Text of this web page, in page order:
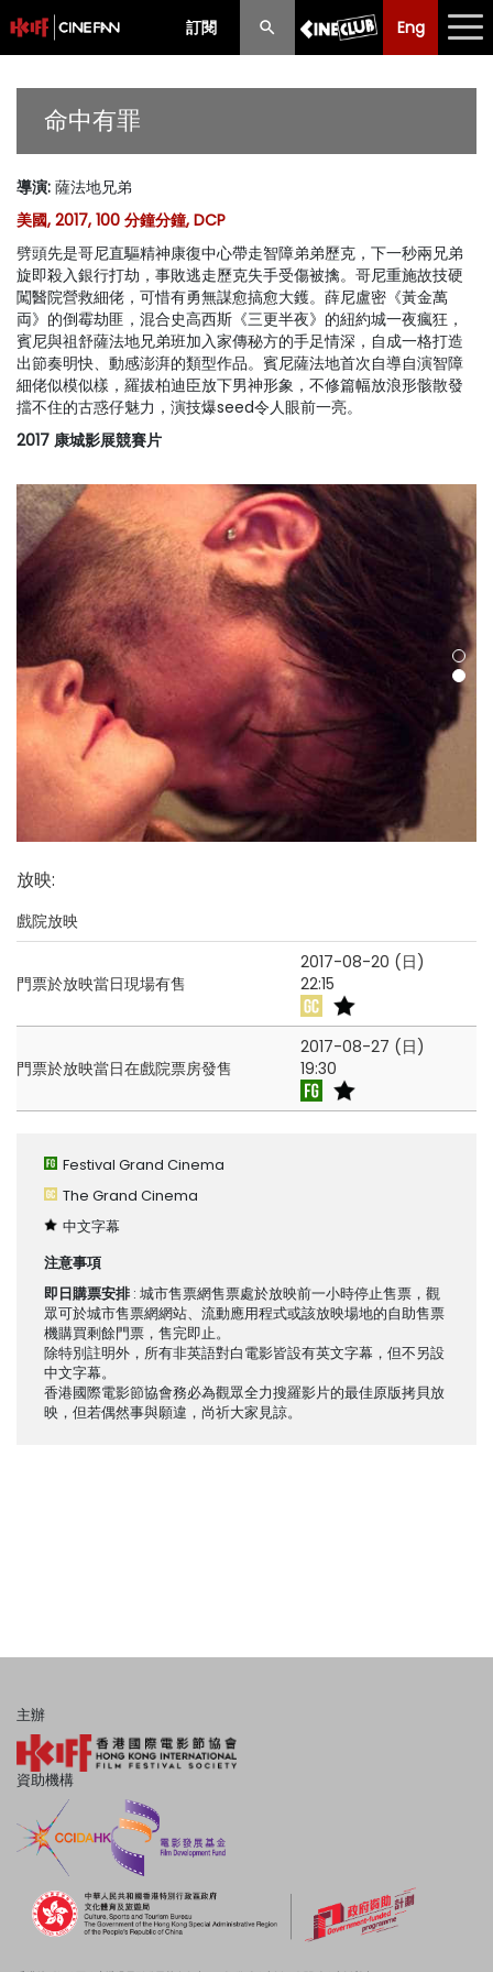
訂閱 Eng
Eng 中文
節目
購票須知
優惠計劃
前期節目
命中有罪
導演: 薩法地兄弟
美國, 2017, 100 分鐘分鐘, DCP
劈頭先是哥尼直驅精神康復中心帶走智障弟弟歷克，下一秒兩兄弟
旋即殺入銀行打劫，事敗逃走歷克失手受傷被擒。哥尼重施故技硬
闖醫院營救細佬，可惜有勇無謀愈搞愈大鑊。薛尼盧密《黃金萬
両》的倒霉劫匪，混合史高西斯《三更半夜》的紐約城一夜瘋狂，
賓尼與祖舒薩法地兄弟班加入家傳秘方的手足情深，自成一格打造
出節奏明快、動感澎湃的類型作品。賓尼薩法地首次自導自演智障
細佬似模似樣，羅拔柏迪臣放下男神形象，不修篇幅放浪形骸散發
擋不住的古惑仔魅力，演技爆seed令人眼前一亮。
2017 康城影展競賽片
放映:
戲院放映
門票於放映當日現場有售
2017-08-20 (日)
22:15
門票於放映當日在戲院票房發售
2017-08-27 (日)
19:30
Festival Grand Cinema
The Grand Cinema
中文字幕
注意事項
即日購票安排 : 城市售票網售票處於放映前一小時停止售票，觀
眾可於城市售票網網站、流動應用程式或該放映場地的自助售票
機購買剩餘門票，售完即止。
除特別註明外，所有非英語對白電影皆設有英文字幕，但不另設
中文字幕。
香港國際電影節協會務必為觀眾全力搜羅影片的最佳原版拷貝放
映，但若偶然事與願違，尚祈大家見諒。
主辦
資助機構